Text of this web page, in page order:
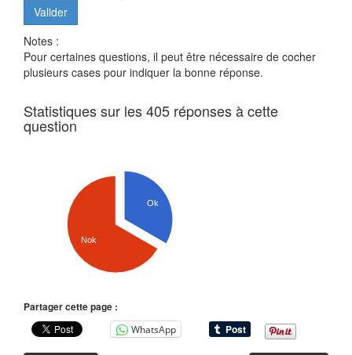
Notes :
Pour certaines questions, il peut être nécessaire de cocher
plusieurs cases pour indiquer la bonne réponse.
Statistiques sur les 405 réponses à cette
question
Ok
Nok
Partager cette page :
WhatsApp